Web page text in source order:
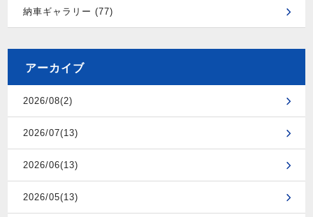
納車ギャラリー (77)
アーカイブ
2026/08(2)
2026/07(13)
2026/06(13)
2026/05(13)